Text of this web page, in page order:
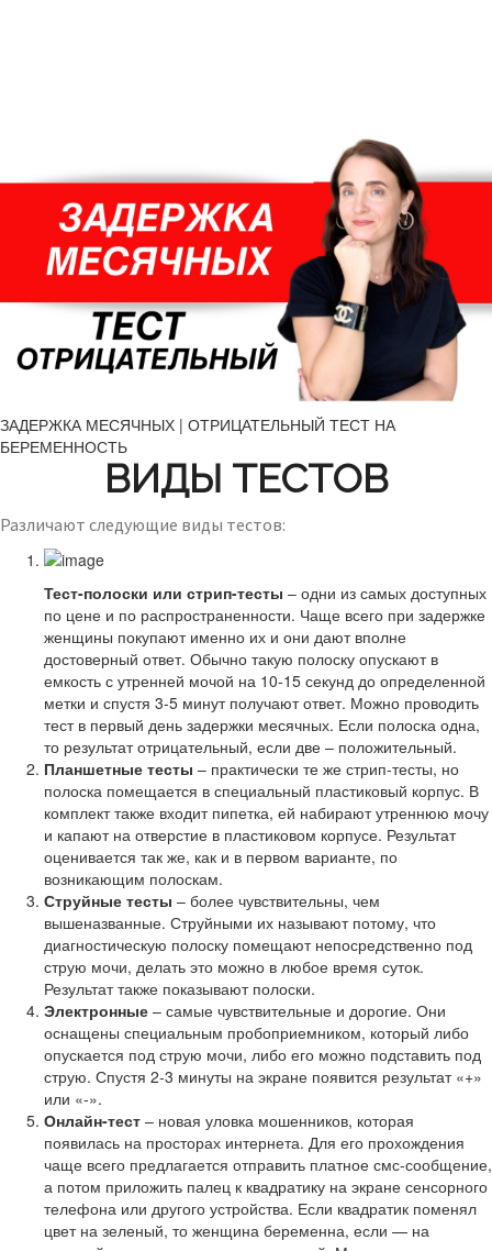
ЗАДЕРЖКА МЕСЯЧНЫХ | ОТРИЦАТЕЛЬНЫЙ ТЕСТ НА
БЕРЕМЕННОСТЬ
ВИДЫ ТЕСТОВ
Различают следующие виды тестов:
Тест-полоски или стрип-тесты – одни из самых доступных
по цене и по распространенности. Чаще всего при задержке
женщины покупают именно их и они дают вполне
достоверный ответ. Обычно такую полоску опускают в
емкость с утренней мочой на 10-15 секунд до определенной
метки и спустя 3-5 минут получают ответ. Можно проводить
тест в первый день задержки месячных. Если полоска одна,
то результат отрицательный, если две – положительный.
Планшетные тесты – практически те же стрип-тесты, но
полоска помещается в специальный пластиковый корпус. В
комплект также входит пипетка, ей набирают утреннюю мочу
и капают на отверстие в пластиковом корпусе. Результат
оценивается так же, как и в первом варианте, по
возникающим полоскам.
Струйные тесты – более чувствительны, чем
вышеназванные. Струйными их называют потому, что
диагностическую полоску помещают непосредственно под
струю мочи, делать это можно в любое время суток.
Результат также показывают полоски.
Электронные – самые чувствительные и дорогие. Они
оснащены специальным пробоприемником, который либо
опускается под струю мочи, либо его можно подставить под
струю. Спустя 2-3 минуты на экране появится результат «+»
или «-».
Онлайн-тест – новая уловка мошенников, которая
появилась на просторах интернета. Для его прохождения
чаще всего предлагается отправить платное смс-сообщение,
а потом приложить палец к квадратику на экране сенсорного
телефона или другого устройства. Если квадратик поменял
цвет на зеленый, то женщина беременна, если — на